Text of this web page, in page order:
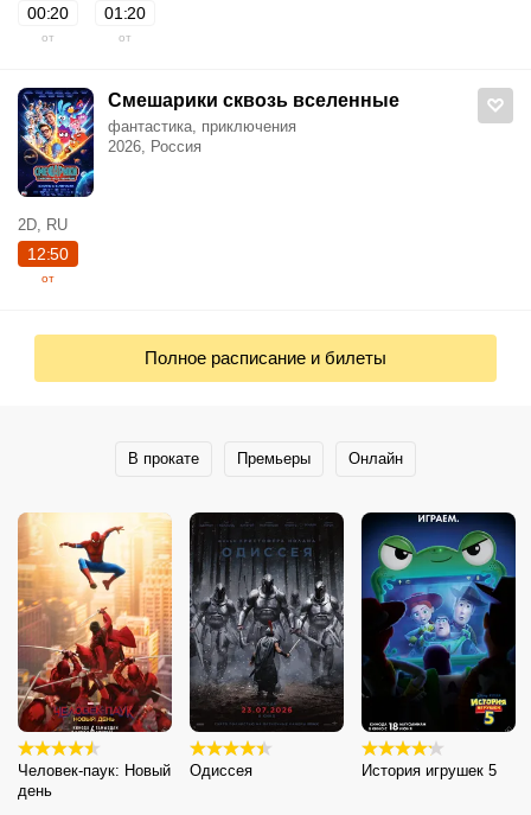
00:20
от
01:20
от
Смешарики сквозь вселенные
фантастика, приключения
2026, Россия
2D, RU
12:50
от
Полное расписание и билеты
В прокате Премьеры Онлайн
Человек-паук: Новый
день
Одиссея История игрушек 5